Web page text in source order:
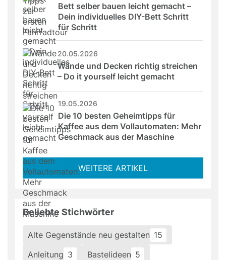
Bett selber bauen leicht gemacht –
Dein individuelles DIY-Bett Schritt
für Schritt
20.05.2026
Wände und Decken richtig streichen
– Do it yourself leicht gemacht
19.05.2026
Die 10 besten Geheimtipps für
Kaffee aus dem Vollautomaten: Mehr
Geschmack aus der Maschine
WEITERE ARTIKEL
Beliebte Stichwörter
Alte Gegenstände neu gestalten 15
Anleitung 3 Bastelideen 5